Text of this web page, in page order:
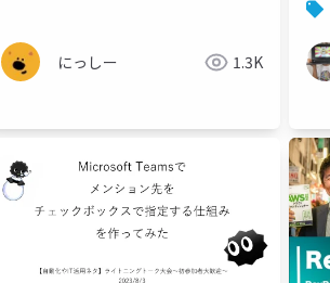
にっしー 1.3K